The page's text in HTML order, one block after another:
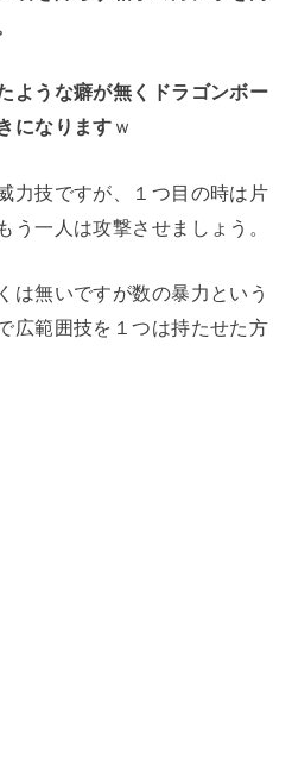
ような癖が無くドラゴンボー
になります ｗ
力技ですが、１つ目の時は片
う一人は攻撃させましょう。
は無いですが数の暴力という
広範囲技を１つは持たせた方